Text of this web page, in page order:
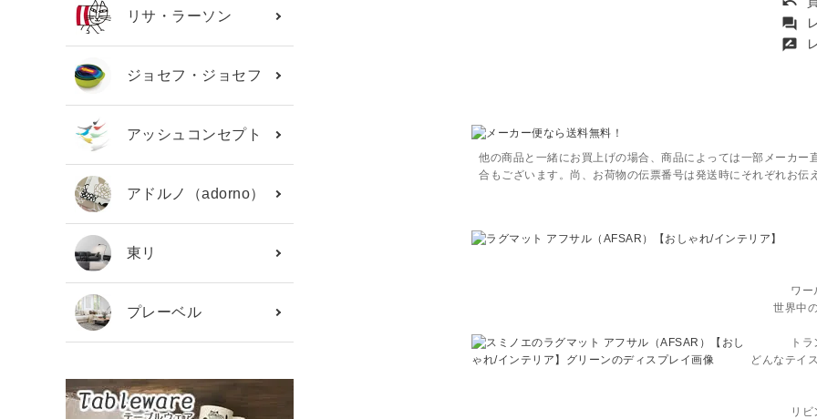
リサ・ラーソン
ジョセフ・ジョセフ
アッシュコンセプト
アドルノ（adorno）
東リ
プレーベル
forum
rate_review
他の商品と一緒にお買上げの場合、商品によっては一部メーカー
合もございます。尚、お荷物の伝票番号は発送時にそれぞれお伝
ワー
世界中
ト
どんなテイ
リ